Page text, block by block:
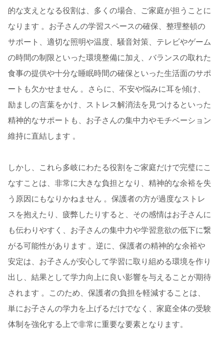
的な支えとなる役割は、多くの場合、ご家庭が担うことに
なります 。お子さんの学習スペースの確保、整理整頓の
サポート、適切な照明や温度、騒音対策、テレビやゲーム
の時間の制限といった環境整備に加え、バランスの取れた
食事の提供や十分な睡眠時間の確保といった生活面のサポ
ートも欠かせません 。さらに、不安や悩みに耳を傾け、
励ましの言葉をかけ、ストレス解消法を見つけるといった
精神的なサポートも、お子さんの集中力やモチベーション
維持に直結します 。
しかし、これら多岐にわたる役割をご家庭だけで完璧にこ
なすことは、非常に大きな負担となり、精神的な余裕を失
う原因にもなりかねません 。保護者の方が過度なストレ
スを抱えたり、疲弊したりすると、その感情はお子さんに
も伝わりやすく、お子さんの集中力や学習意欲の低下に繋
がる可能性があります 。逆に、保護者の精神的な余裕や
安定は、お子さんが安心して学習に取り組める環境を作り
出し、結果として学力向上に良い影響を与えることが期待
されます 。このため、保護者の負担を軽減することは、
単にお子さんの学力を上げるだけでなく、家庭全体の受験
体制を強化する上で非常に重要な要素となります。